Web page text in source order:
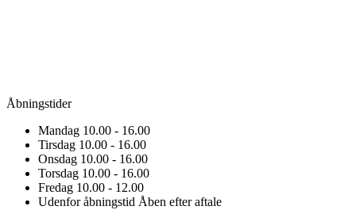
Åbningstider
Mandag 10.00 - 16.00
Tirsdag 10.00 - 16.00
Onsdag 10.00 - 16.00
Torsdag 10.00 - 16.00
Fredag 10.00 - 12.00
Udenfor åbningstid Åben efter aftale